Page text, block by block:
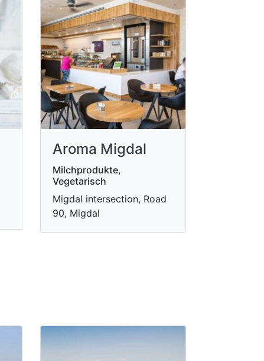
Aroma Migdal
Milchprodukte,
Vegetarisch
Migdal intersection, Road
90, Migdal